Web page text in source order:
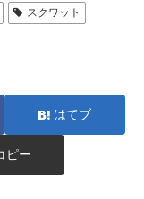
スクワット
はてブ
ピー